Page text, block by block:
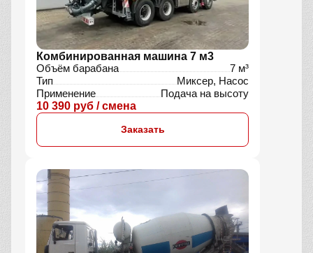
Комбинированная машина 7 м3
Объём барабана
7 м³
Тип
Миксер, Насос
Применение
Подача на высоту
10 390 руб / смена
Заказать